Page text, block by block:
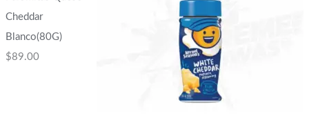
Cheddar
Blanco(80G)
$89.00